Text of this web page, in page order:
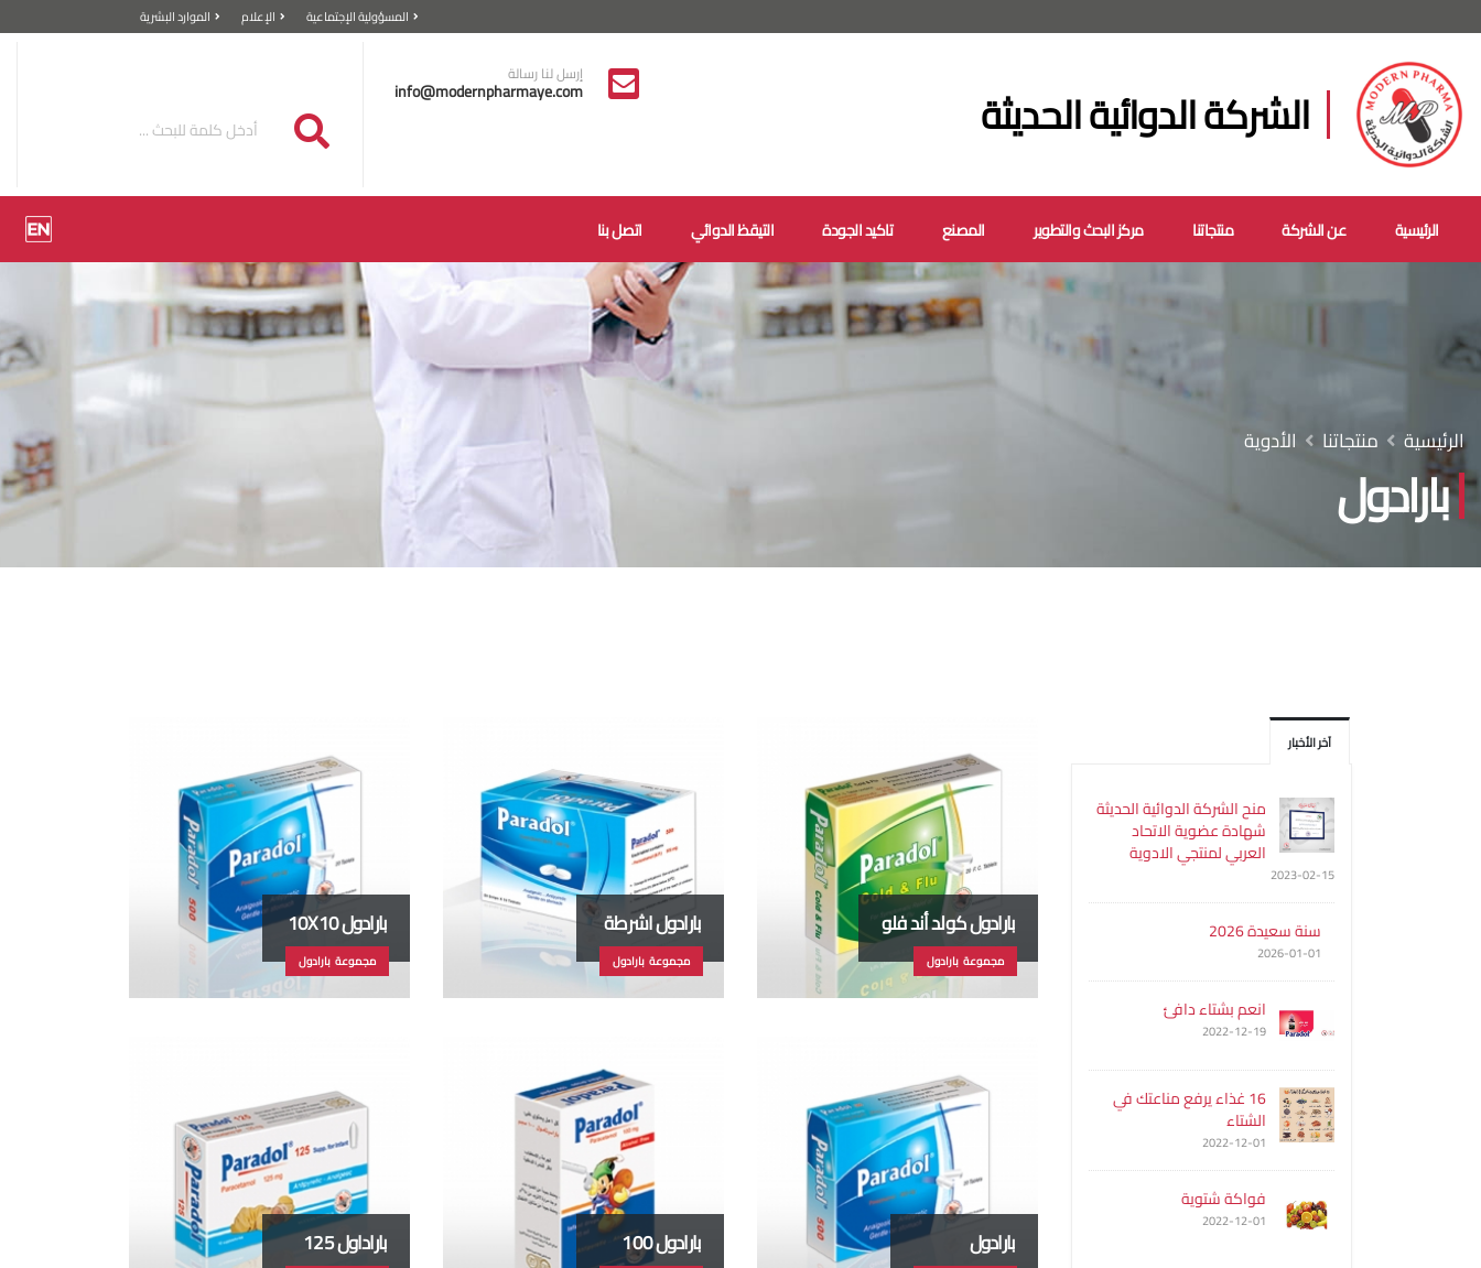
المسؤولية الإجتماعية الإعلام الموارد البشرية
الشركة الدوائية الحديثة
إرسل لنا رسالة
info@modernpharmaye.com
الرئيسية عن الشركة منتجاتنا مركز البحث والتطوير المصنع تاكيد الجودة التيقظ الدوائي اتصل بنا
بارادول
الرئيسية منتجاتنا الأدوية
آخر الأخبار
منح الشركة الدوائية الحديثة
شهادة عضوية الاتحاد
العربي لمنتجي الادوية
2023-02-15
سنة سعيدة 2026
2026-01-01
انعم بشتاء دافئ
2022-12-19
16 غذاء يرفع مناعتك في
الشتاء
2022-12-01
فواكة شتوية
2022-12-01
بارادول كولد أند فلو
مجموعة بارادول
بارادول اشرطة
مجموعة بارادول
بارادول 10X10
مجموعة بارادول
بارادول بارادول 100 باراداول 125